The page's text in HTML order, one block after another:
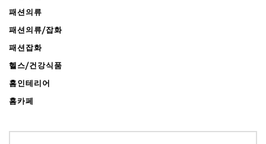
패션의류
패션의류/잡화
패션잡화
헬스/건강식품
홈인테리어
홈카페